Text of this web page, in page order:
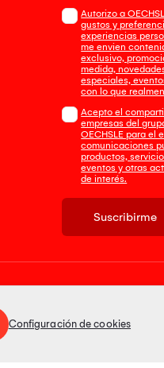
Autorizo a
gustos y
experiencias
me envien
exclusivo,
medida,
especiales,
con lo que
Acepto el
empresas del
OECHSLE para el
comunicaciones
productos,
eventos y otras
de interés.
Suscribirme
Tienda 100% Segura
Configuración de cookies